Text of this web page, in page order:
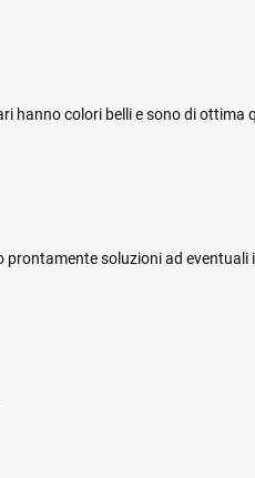
colori belli e sono di
soluzioni ad eventuali